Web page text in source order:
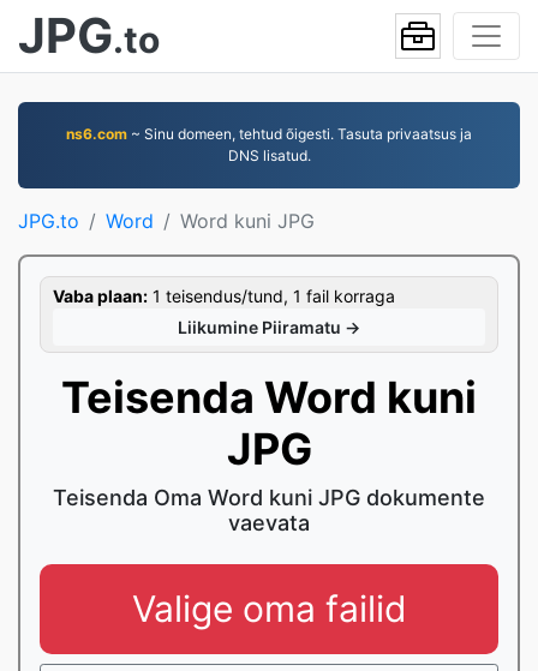
JPG.to
ns6.com ~ Sinu domeen, tehtud õigesti. Tasuta privaatsus ja
DNS lisatud.
JPG.to Word Word kuni JPG
Vaba plaan: 1 teisendus/tund, 1 fail korraga
Liikumine Piiramatu →
Teisenda Word kuni
JPG
Teisenda Oma Word kuni JPG dokumente
vaevata
Valige oma failid